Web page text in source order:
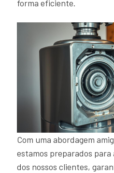
forma eficiente.
Com uma abordagem
estamos preparados
dos nossos clientes,